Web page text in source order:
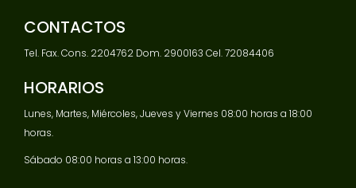
CONTACTOS
Tel. Fax. Cons. 2204762 Dom. 2900163 Cel. 72084406
HORARIOS
Lunes, Martes, Miércoles, Jueves y Viernes 08:00 horas a 18:00
horas.
Sábado 08:00 horas a 13:00 horas.